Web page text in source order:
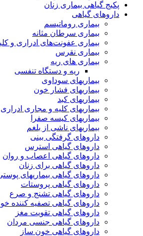
پکیج گیاهی بیماری زنان
داروهای گیاهی
بیماری روماتیسم
بیماری سرطان مثانه
بیماری عفونت‌های ادراری و
بیماری نقرس
بیماری های ریه
ریه و دستگاه تنفسی
بیماریهای سوداوی
بیماریهای فشار خون
بیماریهای کبد
بیماریهای کلیه و مجاری ادراری
بیماریهای کیسه صفرا
بیماریهای ناشی از بلغم
داروهای گرفتگی بینی
داروهای گیاهی استرس
داروهای گیاهی اعصاب و روان
داروهای گیاهی برای زنان
داروهای گیاهی بیماریهای
داروهای گیاهی پروستات
داروهای گیاهی تشنج و صرع
داروهای گیاهی تصفیه کننده
داروهای گیاهی تقویت مغز
داروهای گیاهی جنسی مردان
داروهای گیاهی خون ساز